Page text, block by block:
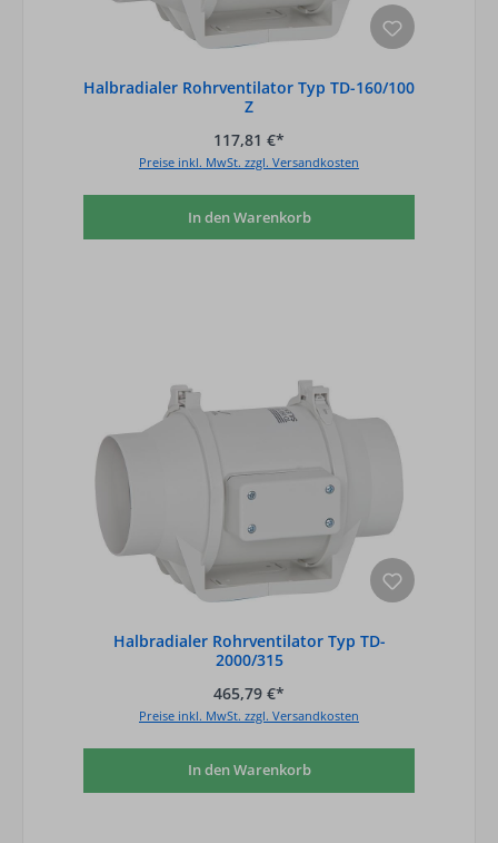
Halbradialer Rohrventilator Typ TD-160/100
Z
117,81 €*
Preise inkl. MwSt. zzgl. Versandkosten
In den Warenkorb
Halbradialer Rohrventilator Typ TD-
2000/315
465,79 €*
Preise inkl. MwSt. zzgl. Versandkosten
In den Warenkorb